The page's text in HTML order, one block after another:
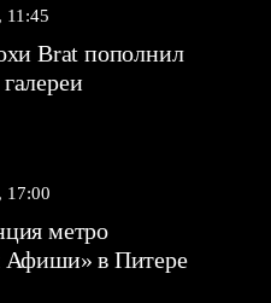
11:45
Brat пополнил
17:00
метро
Афиши» в Питере